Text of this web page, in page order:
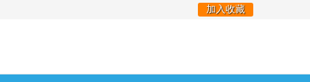
加入收藏